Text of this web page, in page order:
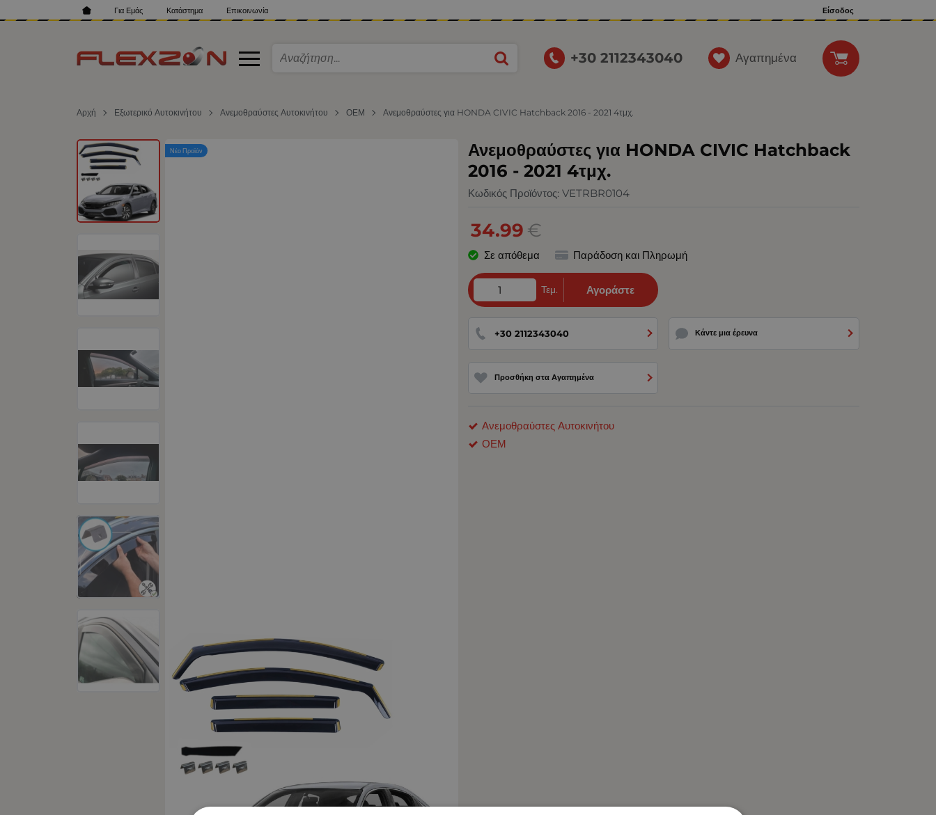
Για Εμάς Κατάστημα Επικοινωνία Είσοδος
+30 2112343040 Αγαπημένα
Αρχή Εξωτερικό Αυτοκινήτου Ανεμοθραύστες Αυτοκινήτου ΟΕΜ Ανεμοθραύστες για HONDA CIVIC Hatchback 2016 - 2021 4τμχ.
Ανεμοθραύστες για HONDA CIVIC Hatchback
2016 - 2021 4τμχ.
Κωδικός Προϊόντος: VETRBR0104
Νέο Προϊόν
34.99 €
Σε απόθεμα Παράδοση και Πληρωμή
Τεμ. Αγοράστε
+30 2112343040 Κάντε μια έρευνα
Προσθήκη στα Αγαπημένα
Ανεμοθραύστες Αυτοκινήτου
ΟΕΜ